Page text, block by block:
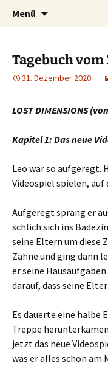
Timo Bader
Willkommen im
Menü
Tagebuch vom
31. Dezember 2020
LOST DIMENSIONS
Kapitel 1: Das neue
Leo war so aufgeregt.
Videospiel spielen,
Aufgeregt sprang er
schlich sich ins
seine Eltern um diese
Zähne und ging dann
er seine
darauf, dass seine
Es dauerte eine halbe
Treppe
jetzt das neue
was er alles schon